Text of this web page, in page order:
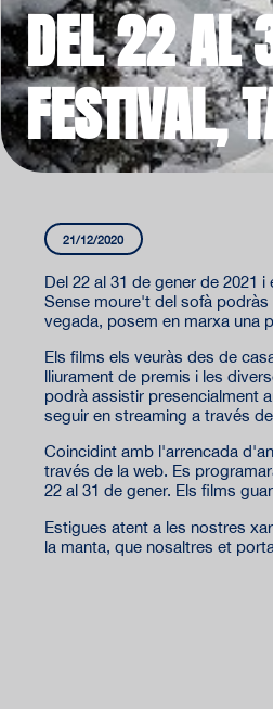
DEL 22 AL
FESTIVAL,
21/12/2020
Del 22 al 31 de gener de 2021
Sense moure't del sofà podràs
vegada, posem en marxa una
Els films els veuràs des de
lliurament de premis i les
podrà assistir presencialment
seguir en streaming a través
Coincidint amb l'arrencada
través de la web. Es
22 al 31 de gener. Els films
Estigues atent a les nostres
la manta, que nosaltres et